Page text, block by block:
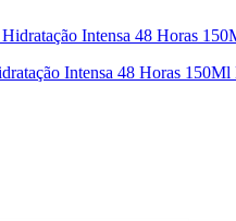
Intensa 48 Horas 150Ml